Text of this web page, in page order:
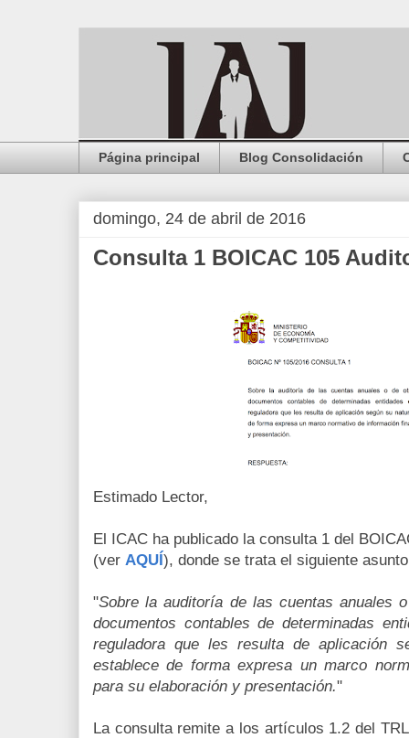
Página principal Blog Consolidación
domingo, 24 de abril de 2016
Consulta 1 BOICAC 105
Estimado Lector,
El ICAC ha publicado la consulta 1 del
(ver AQUÍ), donde se trata el siguiente
"Sobre la auditoría de las cuentas anuales
documentos contables de determinadas
reguladora que les resulta de aplicación
establece de forma expresa un marco
para su elaboración y presentación."
La consulta remite a los artículos 1.2 del